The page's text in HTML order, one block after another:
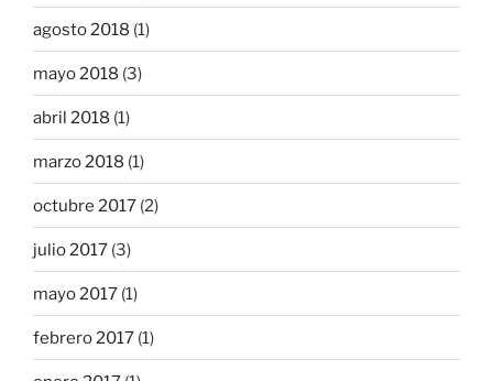
agosto 2018 (1)
mayo 2018 (3)
abril 2018 (1)
marzo 2018 (1)
octubre 2017 (2)
julio 2017 (3)
mayo 2017 (1)
febrero 2017 (1)